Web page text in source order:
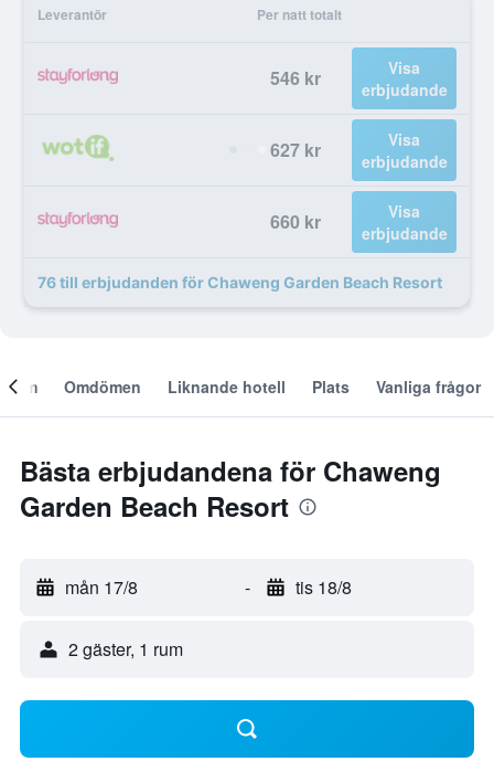
Leverantör Per natt totalt
546 kr
Visa
erbjudande
627 kr
Visa
erbjudande
660 kr
Visa
erbjudande
76 till erbjudanden för Chaweng Garden Beach Resort
Om Omdömen Liknande hotell Plats Vanliga frågor
Bästa erbjudandena för Chaweng
Garden Beach Resort
mån 17/8 - tis 18/8
2 gäster, 1 rum